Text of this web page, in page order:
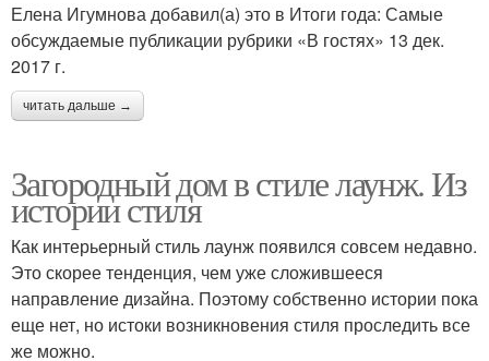
Елена Игумнова добавил(а) это в Итоги года: Самые
обсуждаемые публикации рубрики «В гостях» 13 дек.
2017 г.
читать дальше →
Загородный дом в стиле лаунж. Из
истории стиля
Как интерьерный стиль лаунж появился совсем недавно.
Это скорее тенденция, чем уже сложившееся
направление дизайна. Поэтому собственно истории пока
еще нет, но истоки возникновения стиля проследить все
же можно.